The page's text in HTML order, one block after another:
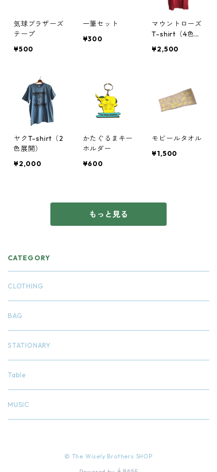
気球ブラザーズ
テープ
¥500
一筆セット
¥300
マウントローズ
T-shirt（4色展
¥2,500
ヤクT-shirt（2
色展開）
¥2,000
かたぐるまキー
ホルダー
¥600
モビールタオル
¥1,500
もっと見る
CATEGORY
CLOTHING
BAG
STATIONARY
Table
MUSIC
© The Wisely Brothers SHOP